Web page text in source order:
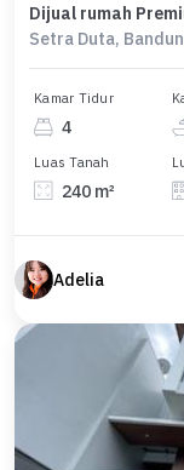
Dijual rumah
Setra Duta,
Kamar Tidur
4
Luas Tanah
240 m²
Adelia